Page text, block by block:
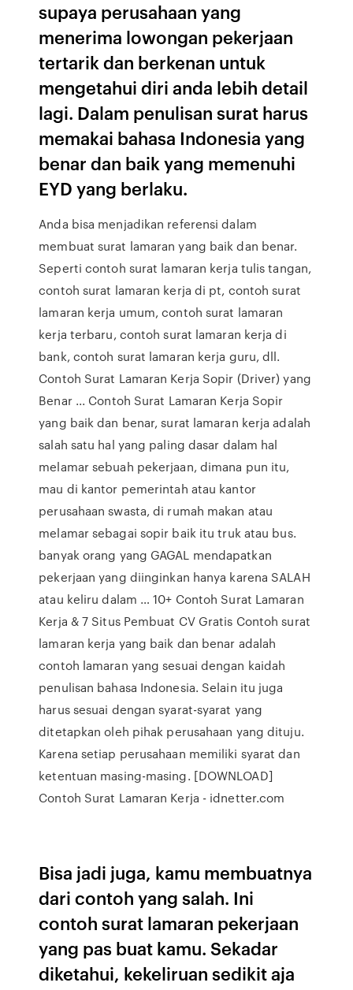
supaya perusahaan yang
menerima lowongan pekerjaan
tertarik dan berkenan untuk
mengetahui diri anda lebih detail
lagi. Dalam penulisan surat harus
memakai bahasa Indonesia yang
benar dan baik yang memenuhi
EYD yang berlaku.
Anda bisa menjadikan referensi dalam
membuat surat lamaran yang baik dan benar.
Seperti contoh surat lamaran kerja tulis tangan,
contoh surat lamaran kerja di pt, contoh surat
lamaran kerja umum, contoh surat lamaran
kerja terbaru, contoh surat lamaran kerja di
bank, contoh surat lamaran kerja guru, dll.
Contoh Surat Lamaran Kerja Sopir (Driver) yang
Benar ... Contoh Surat Lamaran Kerja Sopir
yang baik dan benar, surat lamaran kerja adalah
salah satu hal yang paling dasar dalam hal
melamar sebuah pekerjaan, dimana pun itu,
mau di kantor pemerintah atau kantor
perusahaan swasta, di rumah makan atau
melamar sebagai sopir baik itu truk atau bus.
banyak orang yang GAGAL mendapatkan
pekerjaan yang diinginkan hanya karena SALAH
atau keliru dalam … 10+ Contoh Surat Lamaran
Kerja & 7 Situs Pembuat CV Gratis Contoh surat
lamaran kerja yang baik dan benar adalah
contoh lamaran yang sesuai dengan kaidah
penulisan bahasa Indonesia. Selain itu juga
harus sesuai dengan syarat-syarat yang
ditetapkan oleh pihak perusahaan yang dituju.
Karena setiap perusahaan memiliki syarat dan
ketentuan masing-masing. [DOWNLOAD]
Contoh Surat Lamaran Kerja - idnetter.com
Bisa jadi juga, kamu membuatnya
dari contoh yang salah. Ini
contoh surat lamaran pekerjaan
yang pas buat kamu. Sekadar
diketahui, kekeliruan sedikit aja